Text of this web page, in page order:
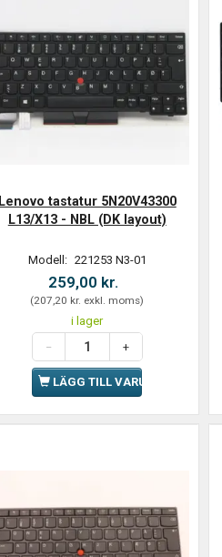
Lenovo tastatur 5N20V43300
L13/X13 - NBL (DK layout)
Modell: 221253 N3-01
259,00 kr.
(207,20 kr. exkl. moms)
i lager
LÄGG TILL VARUKORGEN